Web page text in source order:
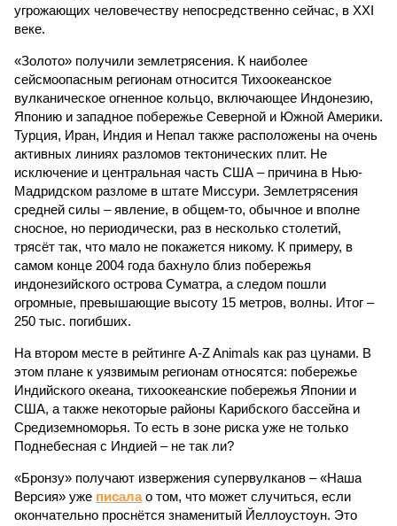
угрожающих человечеству непосредственно сейчас, в XXI
веке.
«Золото» получили землетрясения. К наиболее
сейсмоопасным регионам относится Тихоокеанское
вулканическое огненное кольцо, включающее Индонезию,
Японию и западное побережье Северной и Южной Америки.
Турция, Иран, Индия и Непал также расположены на очень
активных линиях разломов тектонических плит. Не
исключение и центральная часть США – причина в Нью-
Мадридском разломе в штате Миссури. Землетрясения
средней силы – явление, в общем-то, обычное и вполне
сносное, но периодически, раз в несколько столетий,
трясёт так, что мало не покажется никому. К примеру, в
самом конце 2004 года бахнуло близ побережья
индонезийского острова Суматра, а следом пошли
огромные, превышающие высоту 15 метров, волны. Итог –
250 тыс. погибших.
На втором месте в рейтинге A-Z Animals как раз цунами. В
этом плане к уязвимым регионам относятся: побережье
Индийского океана, тихо­океанские побережья Японии и
США, а также некоторые районы Карибского бассейна и
Средиземноморья. То есть в зоне риска уже не только
Поднебесная с Индией – не так ли?
«Бронзу» получают извержения супервулканов – «Наша
Версия» уже писалао том, что может случиться, если
окончательно проснётся знаменитый Йеллоустоун. Это